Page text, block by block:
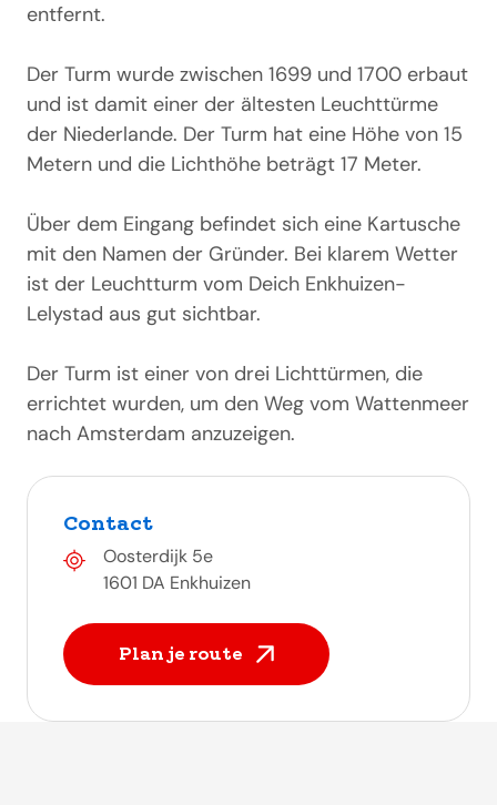
entfernt.
Der Turm wurde zwischen 1699 und 1700 erbaut
und ist damit einer der ältesten Leuchttürme
der Niederlande. Der Turm hat eine Höhe von 15
Metern und die Lichthöhe beträgt 17 Meter.
Über dem Eingang befindet sich eine Kartusche
mit den Namen der Gründer. Bei klarem Wetter
ist der Leuchtturm vom Deich Enkhuizen-
Lelystad aus gut sichtbar.
Der Turm ist einer von drei Lichttürmen, die
errichtet wurden, um den Weg vom Wattenmeer
nach Amsterdam anzuzeigen.
Contact
Oosterdijk 5e
1601 DA Enkhuizen
Plan je route